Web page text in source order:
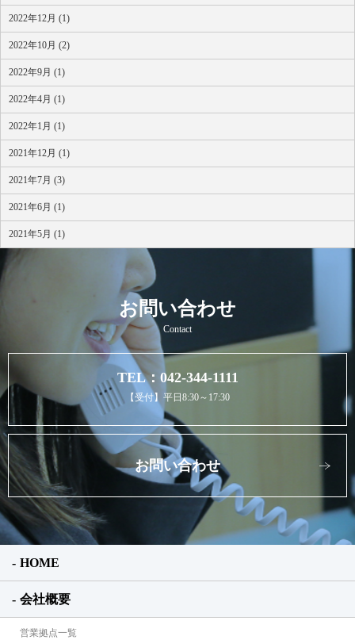
2022年12月 (1)
2022年10月 (2)
2022年9月 (1)
2022年4月 (1)
2022年1月 (1)
2021年12月 (1)
2021年7月 (3)
2021年6月 (1)
2021年5月 (1)
お問い合わせ
Contact
TEL：042-344-1111
【受付】平日8:30～17:30
お問い合わせ
HOME
会社概要
営業拠点一覧